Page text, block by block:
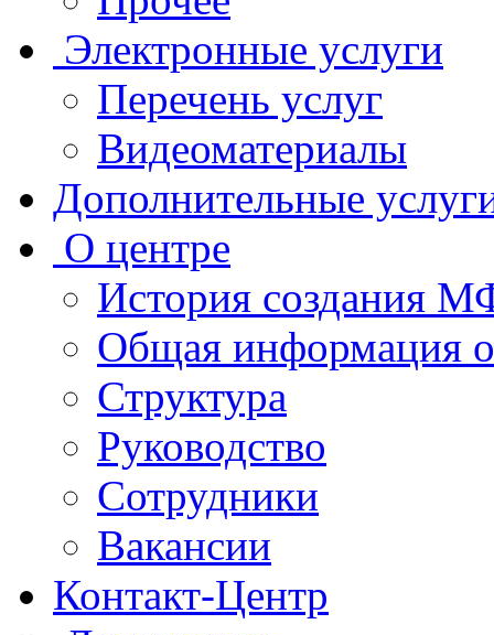
Электронные услуги
Перечень услуг
Видеоматериалы
Дополнительные
О центре
История создания
Общая
Структура
Руководство
Сотрудники
Вакансии
Контакт-Центр